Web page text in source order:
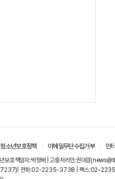
청소년보호정책 이메일무단수집거부 인
보호책임자:박정배 | 고충처리인:권대경
:07237)| 전화:02-2235-3738 | 팩스:02-